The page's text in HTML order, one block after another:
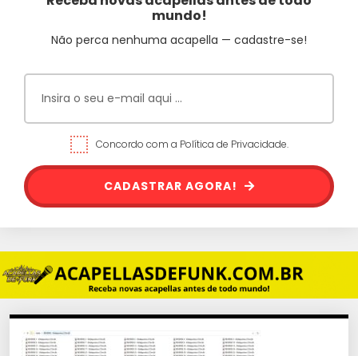
mundo!
Não perca nenhuma acapella — cadastre-se!
Concordo com a Política de Privacidade.
CADASTRAR AGORA!